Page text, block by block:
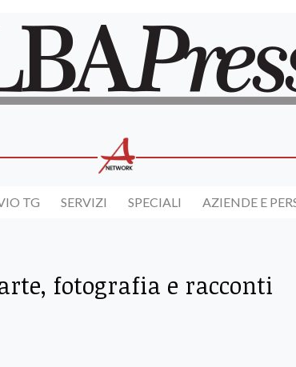
TG SERVIZI SPECIALI AZIENDE E
arte, fotografia e racconti